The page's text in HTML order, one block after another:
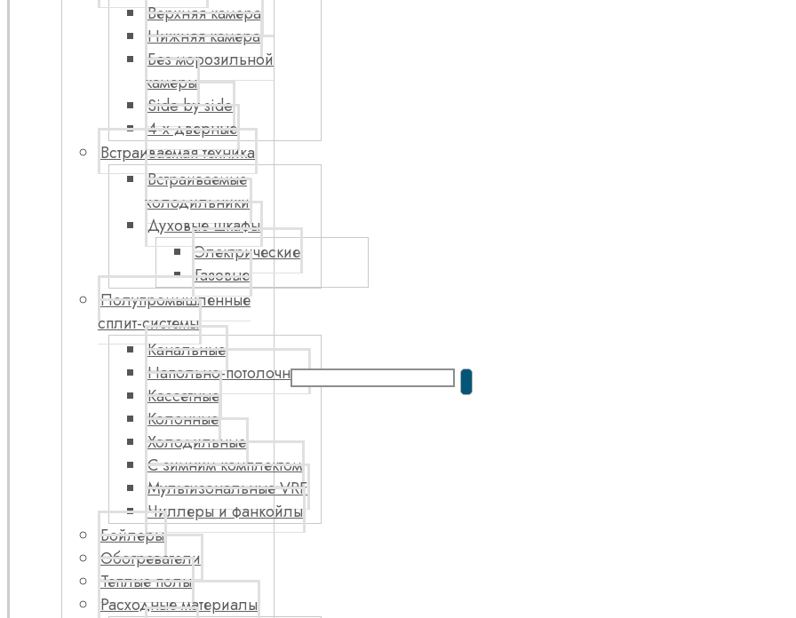
Верхняя камера
Нижняя камера
Без морозильной
камеры
Side by side
4-х дверные
Встраиваемая техника
Встраиваемые
холодильники
Духовые шкафы
Электрические
Газовые
Полупромышленные
сплит-системы
Канальные
Напольно-потолочные
Кассетные
Колонные
Холодильные
С зимним комплектом
Мультизональные VRF
Чиллеры и фанкойлы
Бойлеры
Обогреватели
Теплые полы
Расходные материалы